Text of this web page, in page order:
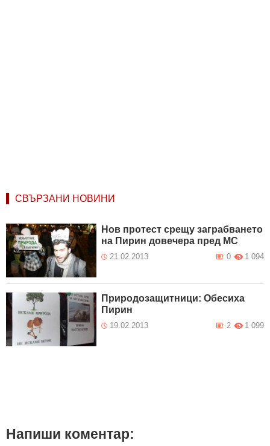
СВЪРЗАНИ НОВИНИ
Нов протест срещу заграбването
на Пирин довечера пред МС
21.02.2013 1 094
0
Природозащитници: Обесиха
Пирин
19.02.2013 1 099
2
Напиши коментар: